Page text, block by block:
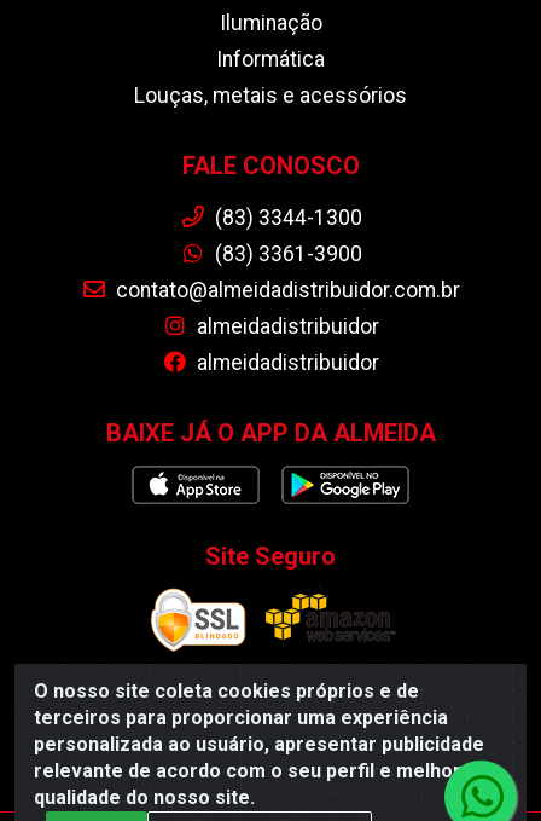
O nosso site coleta cookies próprios e de
terceiros para proporcionar uma experiência
personalizada ao usuário, apresentar publicidade
relevante de acordo com o seu perfil e melhorar a
qualidade do nosso site.
Iluminação
Informática
Louças, metais e acessórios
FALE CONOSCO
(83) 3344-1300
(83) 3361-3900
contato@almeidadistribuidor.com.br
almeidadistribuidor
almeidadistribuidor
BAIXE JÁ O APP DA ALMEIDA
Site Seguro
Almeida Distribuidor - Rodovia BR 104, S/N, Centro -
Esperança/PB - CEP 58135-000 - CNPJ 35.419.548/0001-55